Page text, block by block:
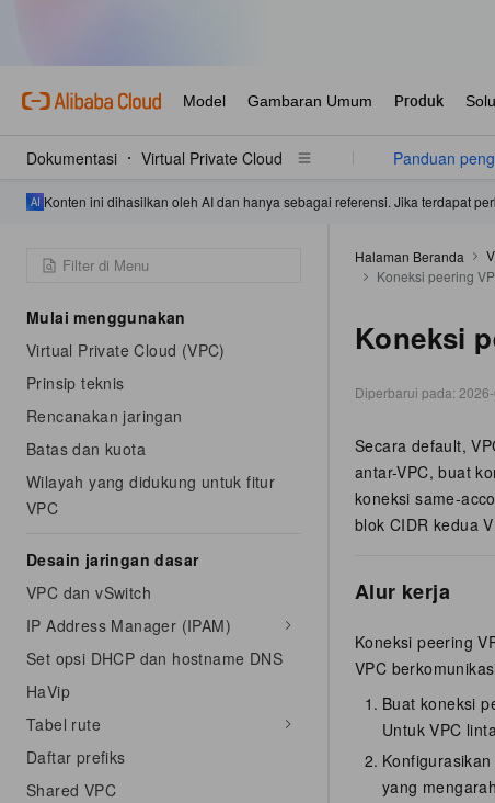
Dokumentasi Virtual Private Cloud Panduan
Konten ini dihasilkan oleh AI dan hanya sebagai referensi. Jika terdapat
Mulai menggunakan
Virtual Private Cloud (VPC)
Prinsip teknis
Rencanakan jaringan
Batas dan kuota
Wilayah yang didukung untuk fitur
VPC
Desain jaringan dasar
VPC dan vSwitch
IP Address Manager (IPAM)
Set opsi DHCP dan hostname DNS
HaVip
Tabel rute
Daftar prefiks
Shared VPC
Halaman Beranda
Koneksi peering
Koneksi
Diperbarui pada:
Secara default,
antar-VPC, buat
koneksi same-
blok CIDR kedua
Alur kerja
Koneksi peering
VPC
Buat koneksi
Untuk VPC
yang